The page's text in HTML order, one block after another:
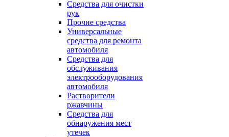
Средства для очистки
рук
Прочие средства
Универсальные
средства для ремонта
автомобиля
Средства для
обслуживания
электрооборудования
автомобиля
Растворители
ржавчины
Средства для
обнаружения мест
утечек